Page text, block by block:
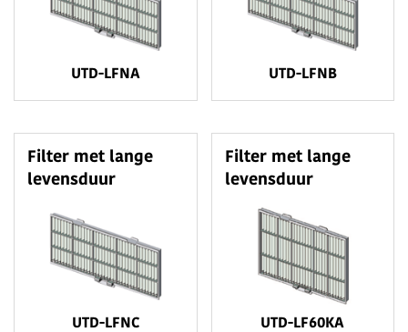
UTD-LFNA UTD-LFNB
Filter met lange
levensduur
UTD-LFNC
Filter met lange
levensduur
UTD-LF60KA